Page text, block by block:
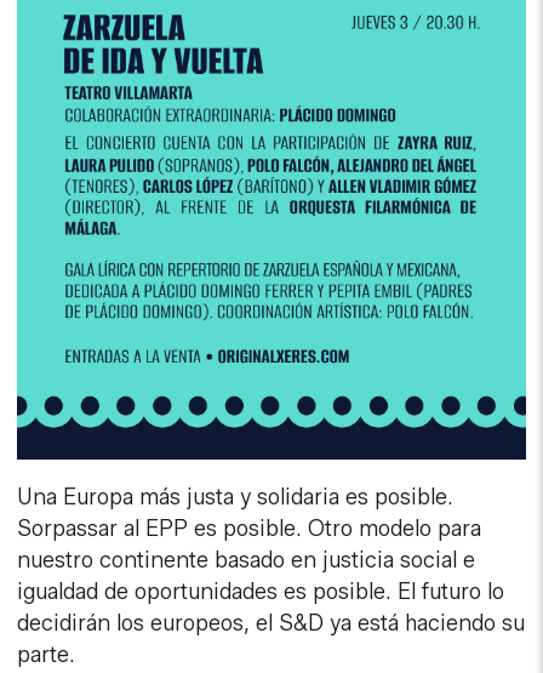
Una Europa más justa y solidaria es posible.
Sorpassar al EPP es posible. Otro modelo para
nuestro continente basado en justicia social e
igualdad de oportunidades es posible. El futuro lo
decidirán los europeos, el S&D ya está haciendo su
parte.